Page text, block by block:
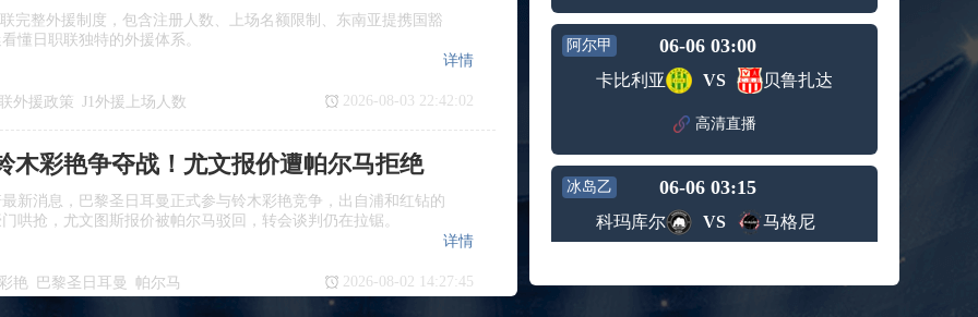
男单第2
轮
标签： 2024年5
月12日
WTA罗
马大师
赛女单
第3轮
托尔莫vs奥斯塔彭科 全场录像回放
2024年5
WTA罗
赛女单
斯诺克元老斯诺克世锦赛半决赛 伊戈尔-费格雷多vs德拉戈 全场录像回放
标签：
月12日
元老斯
诺克世
锦赛半
决赛
穆纳尔vs诺里 全场录像回放
月12日
ATP罗马
大师赛
男单第2
MSI季中冠军赛胜者组 BLG vs T1 全场录像回放
月12日
冠军赛
KPL春季赛季后赛败者组决赛 重庆狼队 vs 苏州KSG 全场录像回放
完整外援制度，包含注册人数、上场名额限制、东南亚提携国豁
懂日职联独特的外援体系。
外援政策 J1外援上场人数
球员 日职联亚外规则
详情
2026-08-03 22:42:02
木彩艳争夺战！尤文报价遭帕尔马拒绝
新消息，巴黎圣日耳曼正式参与铃木彩艳竞争，出自浦和红钻的
哄抢，尤文图斯报价被帕尔马驳回，转会谈判仍在拉锯。
艳 巴黎圣日耳曼 帕尔马
详情
2026-08-02 14:27:45
阿尔甲 06-06 03:00
卡比利亚 VS 贝鲁扎达
高清直播
冰岛乙 06-06 03:15
科玛库尔 VS 马格尼